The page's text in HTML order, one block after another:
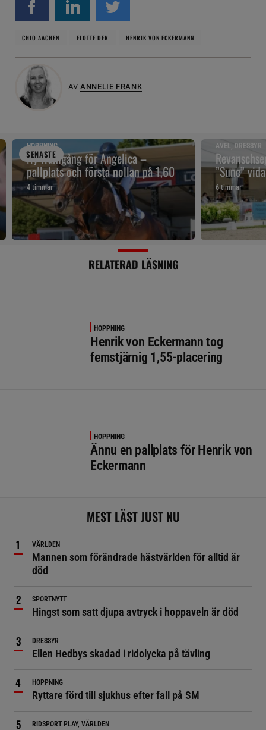
CHIO AACHEN FLOTTE DER HENRIK VON ECKERMANN
AV ANNELIE FRANK
SENASTE
HOPPNING
Ny framgång för Angelica –
pallplats och första nollan på 1,60
4 timmar
AVEL, DRESSYR
”Sune”
6 timmar
RELATERAD LÄSNING
HOPPNING
Henrik von Eckermann tog
femstjärnig 1,55-placering
HOPPNING
Ännu en pallplats för Henrik von
Eckermann
MEST LÄST JUST NU
VÄRLDEN
Mannen som förändrade hästvärlden för alltid är
död
SPORTNYTT
Hingst som satt djupa avtryck i hoppaveln är död
DRESSYR
Ellen Hedbys skadad i ridolycka på tävling
HOPPNING
Ryttare förd till sjukhus efter fall på SM
RIDSPORT PLAY, VÄRLDEN